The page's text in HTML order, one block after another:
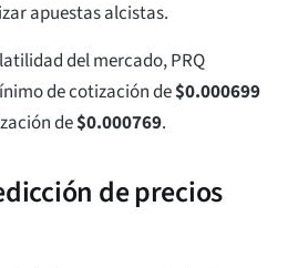
apuestas alcistas.
del mercado, PRQ
de cotización de$0.000699
de$0.000769.
de precios